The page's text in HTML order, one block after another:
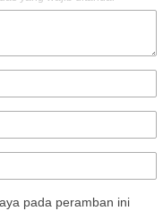
pada peramban ini